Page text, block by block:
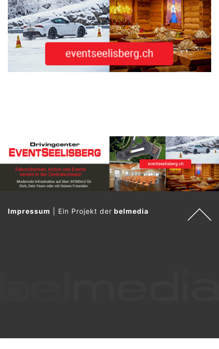
Impressum Ein Projekt derbelmedia